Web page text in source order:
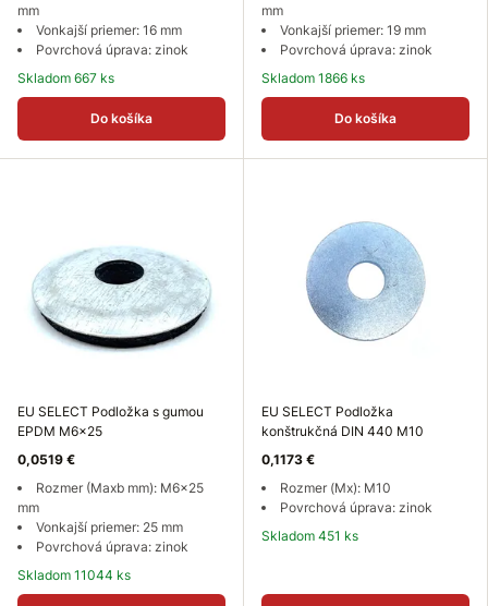
mm
Vonkajší priemer: 16 mm
Povrchová úprava: zinok
Skladom 667 ks
Do košíka
mm
Vonkajší priemer: 19 mm
Povrchová úprava: zinok
Skladom 1866 ks
Do košíka
EU SELECT Podložka s gumou
EPDM M6x25
0,0519 €
Rozmer (Maxb mm): M6x25
mm
Vonkajší priemer: 25 mm
Povrchová úprava: zinok
Skladom 11044 ks
EU SELECT Podložka
konštrukčná DIN 440 M10
0,1173 €
Rozmer (Mx): M10
Povrchová úprava: zinok
Skladom 451 ks